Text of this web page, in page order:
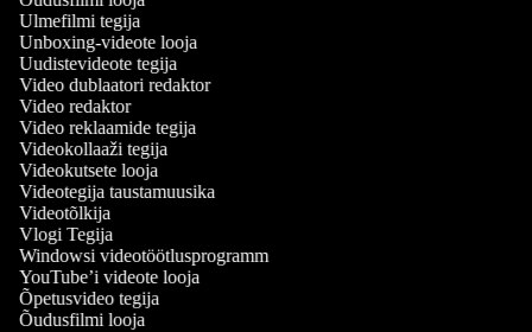
Ulmefilmi tegija
Unboxing-videote looja
Uudistevideote tegija
Video dublaatori redaktor
Video redaktor
Video reklaamide tegija
Videokollaaži tegija
Videokutsete looja
Videotegija taustamuusika
Videotõlkija
Vlogi Tegija
Windowsi videotöötlusprogramm
YouTube’i videote looja
Õpetusvideo tegija
Õudusfilmi looja